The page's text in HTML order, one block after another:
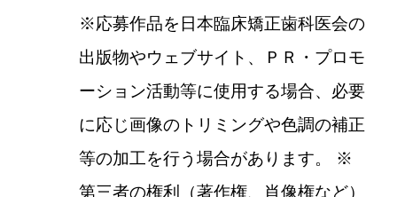
※応募作品を日本臨床矯正歯科医会の
出版物やウェブサイト、ＰＲ・プロモ
ーション活動等に使用する場合、必要
に応じ画像のトリミングや色調の補正
等の加工を行う場合があります。 ※
第三者の権利（著作権、肖像権など）